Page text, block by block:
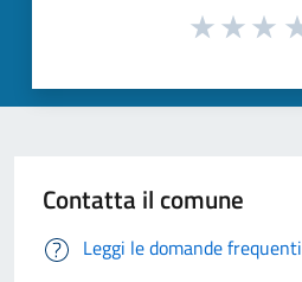
Contatta il comune
Leggi le domande frequenti